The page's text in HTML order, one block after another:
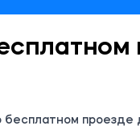
бесплатном проезде